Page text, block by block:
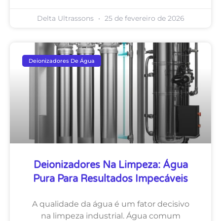
Delta Ultrassons 25 de fevereiro de 2026
Deionizadores De Água
Deionizadores Na Limpeza: Água
Pura Para Resultados Impecáveis
A qualidade da água é um fator decisivo
na limpeza industrial. Água comum